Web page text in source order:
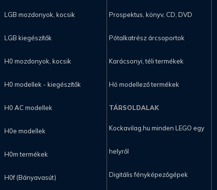
LGB mozdonyok, kocsik
LGB kiegészítők
H0 mozdonyok, kocsik
H0 modellek - kiegészítők
H0 AC modellek
H0e modellek
H0m termékek
H0f (Bányavasút)
Prospektus, könyv, CD, DVD
Pótalkatrész árcsoportok
Karácsonyi, téli termékek
Hó modellező termékek
TÁRSOLDALAK
Kockavilag.hu minden LEGO egy
helyről
Digitális fényképezőgépek